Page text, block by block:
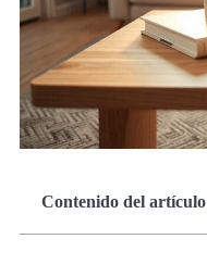
Contenido del artículo